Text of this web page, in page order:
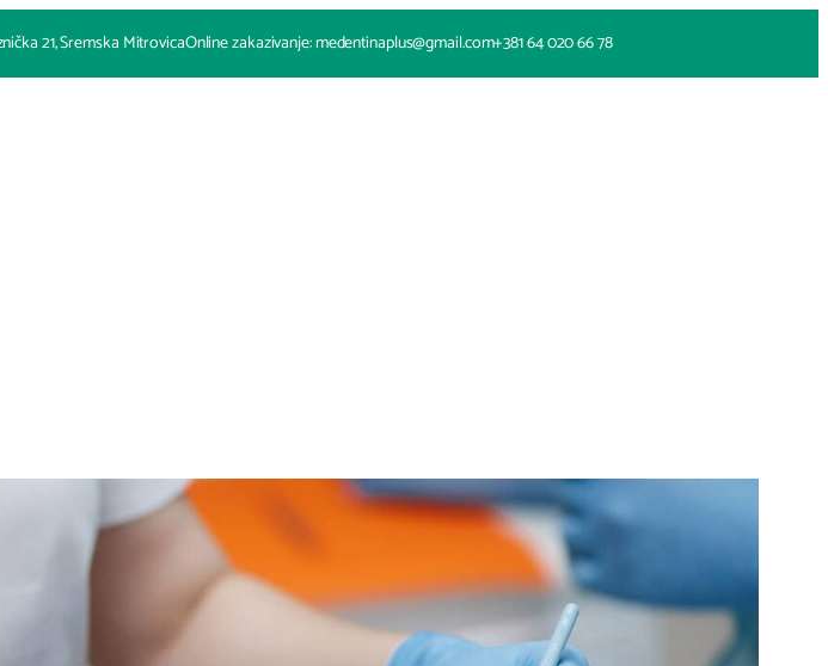
21, Sremska MitrovicaOnline zakazivanje: medentinaplus@gmail.com+381 64 020 66 78